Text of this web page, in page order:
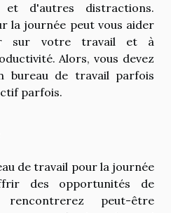
et d'autres distractions.
la journée peut vous aider
sur votre travail et à
Alors, vous devez
bureau de travail parfois
parfois.
de travail pour la journée
des opportunités de
rencontrerez peut-être